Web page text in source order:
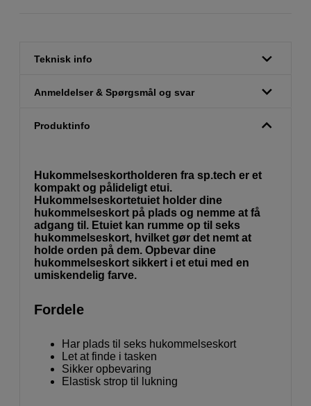
Teknisk info
Anmeldelser & Spørgsmål og svar
Produktinfo
Hukommelseskortholderen fra sp.tech er et
kompakt og pålideligt etui.
Hukommelseskortetuiet holder dine
hukommelseskort på plads og nemme at få
adgang til. Etuiet kan rumme op til seks
hukommelseskort, hvilket gør det nemt at
holde orden på dem. Opbevar dine
hukommelseskort sikkert i et etui med en
umiskendelig farve.
Fordele
Har plads til seks hukommelseskort
Let at finde i tasken
Sikker opbevaring
Elastisk strop til lukning